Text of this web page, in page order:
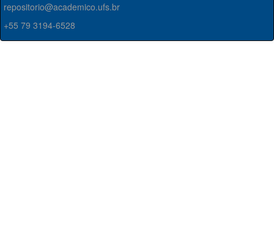
repositorio@academico.ufs.br
+55 79 3194-6528